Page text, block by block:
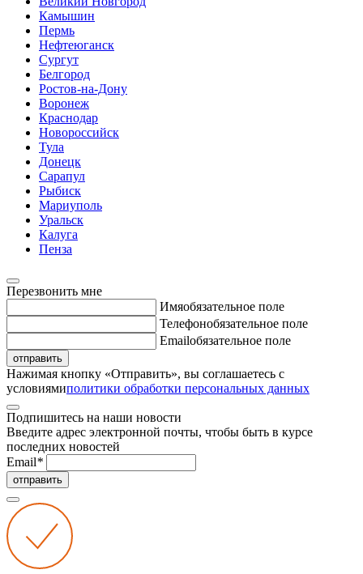
Камышин
Пермь
Нефтеюганск
Сургут
Белгород
Ростов-на-Дону
Воронеж
Краснодар
Новороссийск
Тула
Донецк
Сарапул
Рыбиск
Мариуполь
Уральск
Калуга
Пенза
Перезвонить мне
Имяобязательное поле
Телефонобязательное поле
Emailобязательное поле
отправить
Нажимая кнопку «Отправить», вы соглашаетесь с
условиямиполитики обработки персональных данных
Подпишитесь на наши новости
Введите адрес электронной почты, чтобы быть в курсе
последних новостей
Email*
отправить